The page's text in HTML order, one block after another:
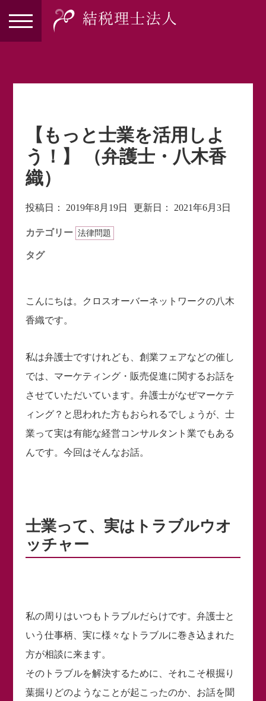
【もっと士業を活用しよ
う！】 （弁護士・八木香
織）
投稿日： 2019年8月19日 更新日： 2021年6月3日
カテゴリー 法律問題
タグ
こんにちは。クロスオーバーネットワークの八木
香織です。
私は弁護士ですけれども、創業フェアなどの催し
では、マーケティング・販売促進に関するお話を
させていただいています。弁護士がなぜマーケテ
ィング？と思われた方もおられるでしょうが、士
業って実は有能な経営コンサルタント業でもある
んです。今回はそんなお話。
士業って、実はトラブルウオ
ッチャー
私の周りはいつもトラブルだらけです。弁護士と
いう仕事柄、実に様々なトラブルに巻き込まれた
方が相談に来ます。
そのトラブルを解決するために、それこそ根掘り
葉掘りどのようなことが起こったのか、お話を聞